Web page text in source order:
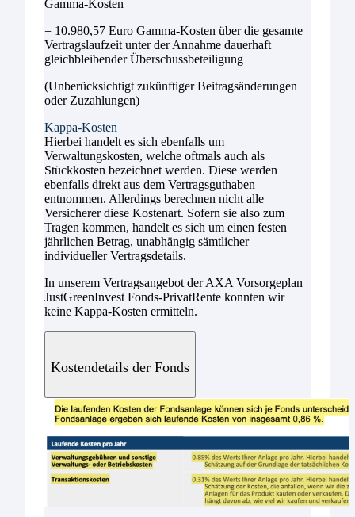
Gamma-Kosten
= 10.980,57 Euro Gamma-Kosten über die gesamte
Vertragslaufzeit unter der Annahme dauerhaft
gleichbleibender Überschussbeteiligung
(Unberücksichtigt zukünftiger Beitragsänderungen
oder Zuzahlungen)
Kappa-Kosten
Hierbei handelt es sich ebenfalls um
Verwaltungskosten, welche oftmals auch als
Stückkosten bezeichnet werden. Diese werden
ebenfalls direkt aus dem Vertragsguthaben
entnommen. Allerdings berechnen nicht alle
Versicherer diese Kostenart. Sofern sie also zum
Tragen kommen, handelt es sich um einen festen
jährlichen Betrag, unabhängig sämtlicher
individueller Vertragsdetails.
In unserem Vertragsangebot der AXA Vorsorgeplan
JustGreenInvest Fonds-PrivatRente konnten wir
keine Kappa-Kosten ermitteln.
Kostendetails der Fonds